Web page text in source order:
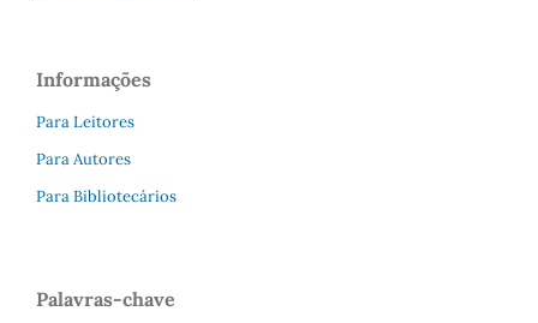
Informações
Para Leitores
Para Autores
Para Bibliotecários
Palavras-chave